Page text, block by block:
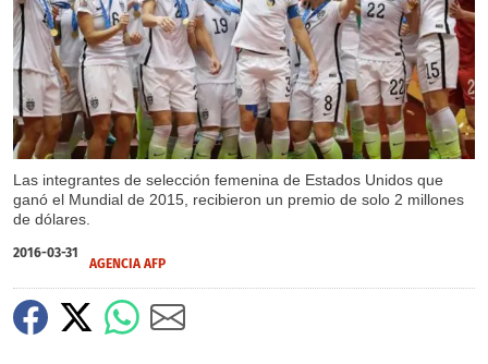
Las integrantes de selección femenina de Estados Unidos que
ganó el Mundial de 2015, recibieron un premio de solo 2 millones
de dólares.
2016-03-31
AGENCIA AFP